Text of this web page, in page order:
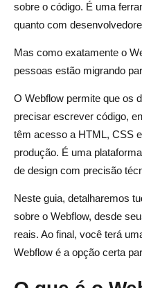
é a diferença?
Webflow versus
deve escolher?
visual
Webflow versus Shopify
poder de comércio
Webflow versus Wix e
sobre o código. É uma
quanto com
Mas como exatamente o
pessoas estão migrando
O Webflow permite que os
precisar escrever código,
têm acesso a HTML, CSS
produção. É uma
de design com precisão
Neste guia, detalharemos
sobre o Webflow, desde
reais. Ao final, você terá
Webflow é a opção certa